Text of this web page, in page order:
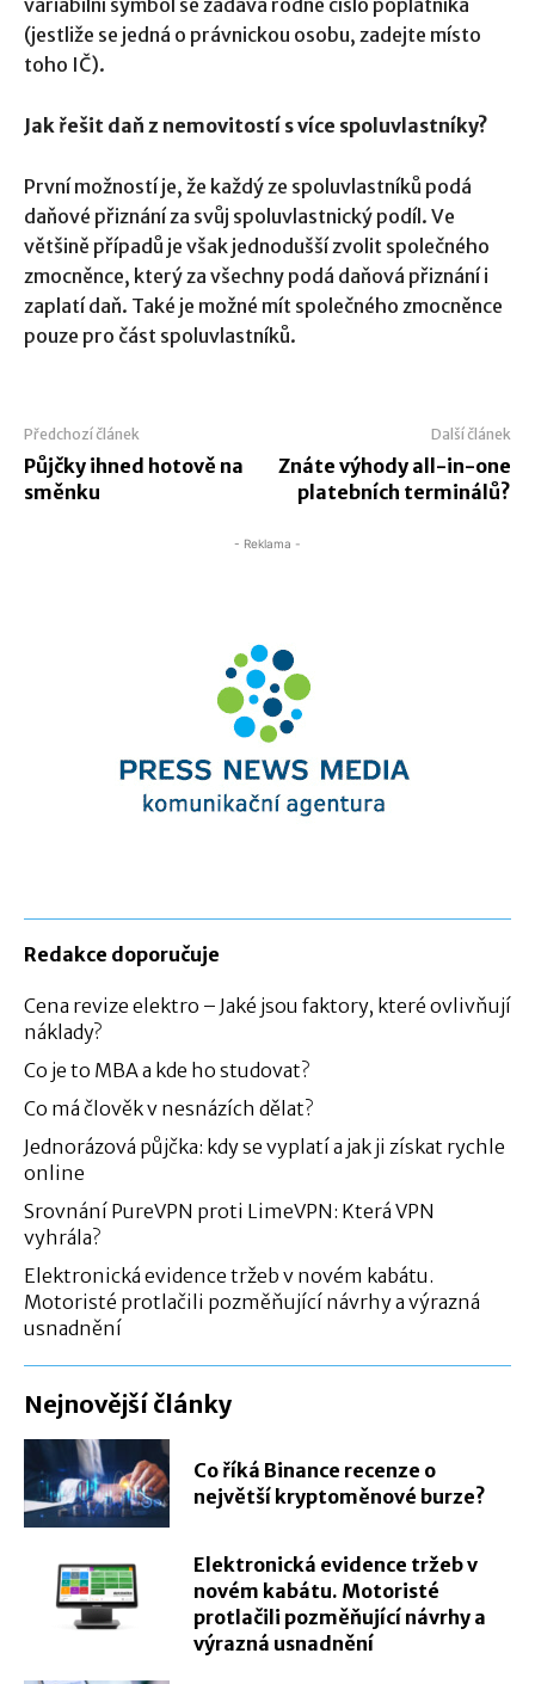
variabilní symbol se zadává rodné číslo poplatníka
(jestliže se jedná o právnickou osobu, zadejte místo
toho IČ).
Jak řešit daň z nemovitostí s více spoluvlastníky?
První možností je, že každý ze spoluvlastníků podá
daňové přiznání za svůj spoluvlastnický podíl. Ve
většině případů je však jednodušší zvolit společného
zmocněnce, který za všechny podá daňová přiznání i
zaplatí daň. Také je možné mít společného zmocněnce
pouze pro část spoluvlastníků.
Předchozí článek
Půjčky ihned hotově na
směnku
Další článek
Znáte výhody all-in-one
platebních terminálů?
- Reklama -
Redakce doporučuje
Cena revize elektro – Jaké jsou faktory, které ovlivňují
náklady?
Co je to MBA a kde ho studovat?
Co má člověk v nesnázích dělat?
Jednorázová půjčka: kdy se vyplatí a jak ji získat rychle
online
Srovnání PureVPN proti LimeVPN: Která VPN
vyhrála?
Elektronická evidence tržeb v novém kabátu.
Motoristé protlačili pozměňující návrhy a výrazná
usnadnění
Nejnovější články
Co říká Binance recenze o
největší kryptoměnové burze?
Elektronická evidence tržeb v
novém kabátu. Motoristé
protlačili pozměňující návrhy a
výrazná usnadnění